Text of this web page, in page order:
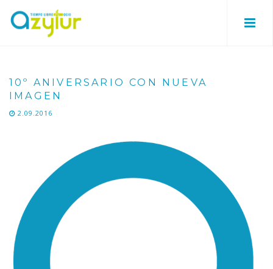
10º ANIVERSARIO CON NUEVA
IMAGEN
2.09.2016